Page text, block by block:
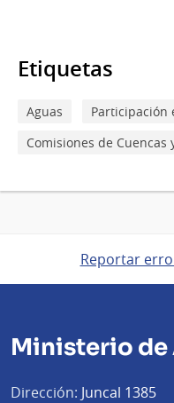
Etiquetas
Aguas
Participación
Comisiones de Cuencas
Reportar
Ministerio
Dirección: Juncal 1385